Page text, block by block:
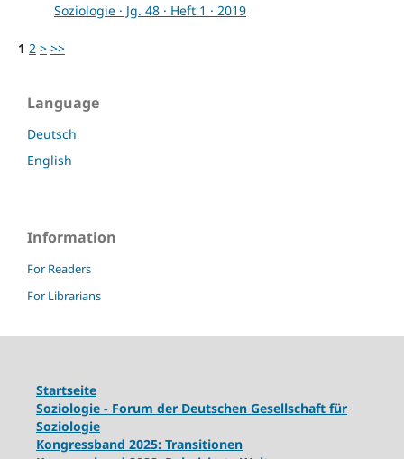
Soziologie · Jg. 48 · Heft 1 · 2019
1 2 > >>
Language
Deutsch
English
Information
For Readers
For Librarians
Startseite
Soziologie - Forum der Deutschen Gesellschaft für
Soziologie
Kongressband 2025: Transitionen